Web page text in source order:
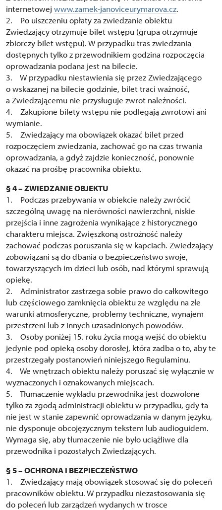
internetowej www.zamek-janoviceurymarova.cz.
2. Po uiszczeniu opłaty za zwiedzanie obiektu
Zwiedzający otrzymuje bilet wstępu (grupa otrzymuje
zbiorczy bilet wstępu). W przypadku tras zwiedzania
dostępnych tylko z przewodnikiem godzina rozpoczęcia
oprowadzania podana jest na bilecie.
3. W przypadku niestawienia się przez Zwiedzającego
o wskazanej na bilecie godzinie, bilet traci ważność,
a Zwiedzającemu nie przysługuje zwrot należności.
4. Zakupione bilety wstępu nie podlegają zwrotowi ani
wymianie.
5. Zwiedzający ma obowiązek okazać bilet przed
rozpoczęciem zwiedzania, zachować go na czas trwania
oprowadzania, a gdyż zajdzie konieczność, ponownie
okazać na prośbę pracownika obiektu.
§ 4 – ZWIEDZANIE OBJEKTU
1. Podczas przebywania w obiekcie należy zwrócić
szczególną uwagę na nierówności nawierzchni, niskie
przejścia i inne zagrożenia wynikające z historycznego
charakteru miejsca. Zwięszkoną ostrożność należy
zachować podczas poruszania się w kapciach. Zwiedzający
zobowiązani są do dbania o bezpieczeństwo swoje,
towarzyszących im dzieci lub osób, nad którymi sprawują
opiekę.
2. Administrator zastrzega sobie prawo do całkowitego
lub częściowego zamknięcia obiektu ze względu na złe
warunki atmosferyczne, problemy techniczne, wynajem
przestrzeni lub z innych uzasadnionych powodów.
3. Osoby poniżej 15. roku życia mogą wejść do obiektu
jedynie pod opieką osoby dorosłej, która zadba o to, aby te
przestrzegały postanowień niniejszego Regulaminu.
4. We wnętrzach obiektu należy poruszać się wyłącznie w
wyznaczonych i oznakowanych miejscach.
5. Tłumaczenie wykładu przewodnika jest dozwolone
tylko za zgodą administracji obiektu w przypadku, gdy ta
nie jest w stanie zapewnić oprowadzania w danym języku,
nie dysponuje obcojęzycznym tekstem lub audioguidem.
Wymaga się, aby tłumaczenie nie było uciążliwe dla
przewodnika i pozostałych Zwiedzających.
§ 5 – OCHRONA I BEZPIECZEŃSTWO
1. Zwiedzający mają obowiązek stosować się do poleceń
pracowników obiektu. W przypadku niezastosowania się
do poleceń lub zarządzeń wydanych w trosce